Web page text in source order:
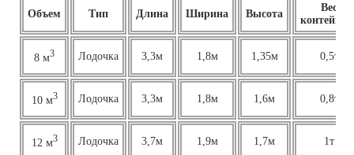
Объем Тип Длина Ширина Высота
Вес
8 м3 Лодочка 3,3м 1,8м 1,35м 0,5т
10 м3 Лодочка 3,3м 1,8м 1,6м 0,8т
12 м3 Лодочка 3,7м 1,9м 1,7м 1т